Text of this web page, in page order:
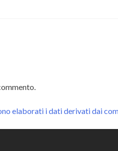
elaborati i dati derivati dai